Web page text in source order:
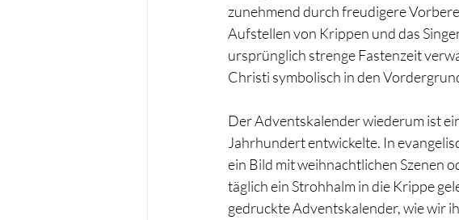
zunehmend durch freudigere
Aufstellen von Krippen und das
ursprünglich strenge Fastenzeit
Christi symbolisch in den
Der Adventskalender wiederum ist
Jahrhundert entwickelte. In
ein Bild mit weihnachtlichen Szenen
täglich ein Strohhalm in die Krippe
gedruckte Adventskalender, wie wir